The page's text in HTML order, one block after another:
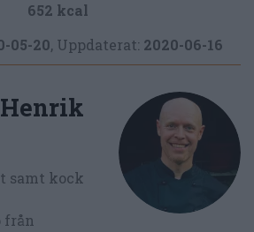
652 kcal
05-20, Uppdaterat: 2020-06-16
Henrik
samt kock
från